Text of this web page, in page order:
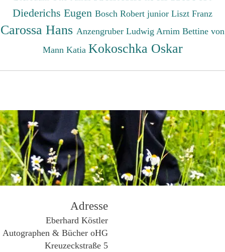
Diederichs Eugen Bosch Robert junior Liszt Franz
Carossa Hans Anzengruber Ludwig Arnim Bettine von
Mann Katia Kokoschka Oskar
Adresse
Eberhard Köstler
Autographen & Bücher oHG
Kreuzeckstraße 5